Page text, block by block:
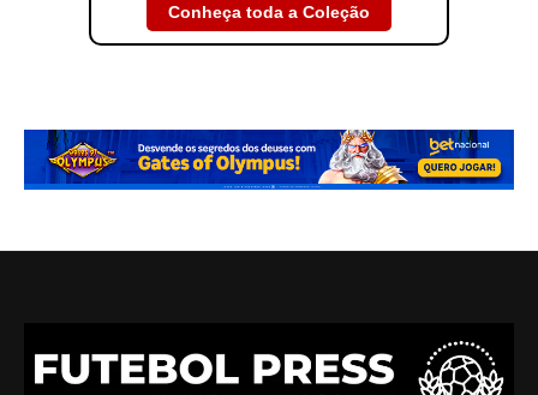
Conheça toda a Coleção